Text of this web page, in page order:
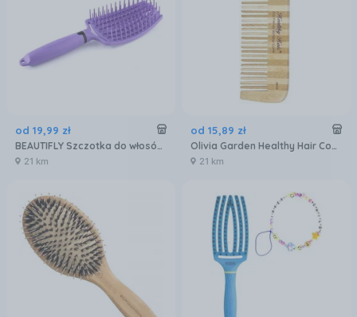
od 19,99 zł
BEAUTIFLY Szczotka do włosów Combo
21 km
od 15,89 zł
Olivia Garden Healthy Hair Comb Collection Grzebień do Włosów Hh-C4
21 km